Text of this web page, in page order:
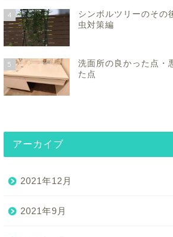
4
シンボルツリーのその
虫対策編
5
洗面所の良かった点・
た点
アーカイブ
2021年12月
2021年9月